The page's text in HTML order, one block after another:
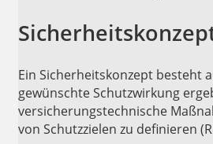
Ein Sicherheitskonzept besteht
gewünschte Schutzwirkung
versicherungstechnische
von Schutzzielen zu definieren